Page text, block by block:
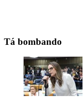
Tá bombando